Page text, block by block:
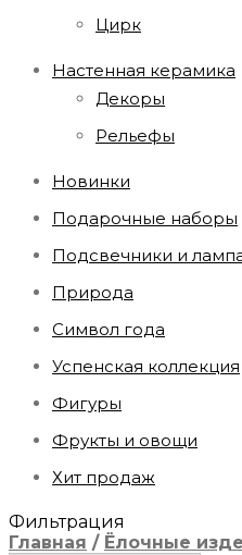
Цирк
Настенная керамика
Декоры
Рельефы
Новинки
Подарочные наборы
Подсвечники и
Природа
Символ года
Успенская коллекция
Фигуры
Фрукты и овощи
Хит продаж
Фильтрация
Главная / Ёлочные